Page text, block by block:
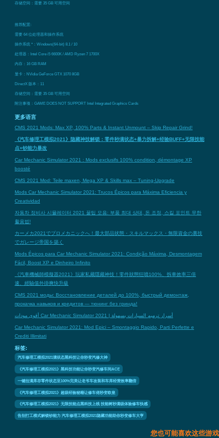
存储空间：需要 35 GB 可用空间
推荐配置:
需要 64 位处理器和操作系统
操作系统 *：Windows(64-bit) 8.1 / 10
处理器：Intel Core i5 6600K / AMD Ryzen 7 1700X
内存：16 GB RAM
显卡：NVidia GeForce GTX 1070 8GB
DirectX 版本：11
存储空间：需要 35 GB 可用空间
附注事项：GAME DOES NOT SUPPORT Intel Integrated Graphics Cards
更多语言
CMS 2021 Mods: Max XP, 100% Parts & Instant Unmount – Skip Repair Grind!
《汽车修理工模拟2021》隐藏神技解锁：零件秒满状态+暴力拆解+经验BUFF+无限技能
点+钞能力暴改
Car Mechanic Simulator 2021 : Mods exclusifs 100% condition, démontage XP
boosté
CMS 2021 Mod: Teile maxen, Mega XP & Skills max – Tuning-Upgrade
Mods Car Mechanic Simulator 2021: Trucos Épicos para Máxima Eficiencia y
Creatividad
자동차 정비사 시뮬레이터 2021 꿀팁 모음: 부품 최대 상태, 돈 조정, 스킬 포인트 무한
활용법!
カーメカ2021でプロメカニックへ！最大部品状態・スキルマックス・無限資金の裏技
でガレージ帝国を築く
Mods Épicos para Car Mechanic Simulator 2021: Condição Máxima, Desmontagem
Fácil, Boost XP e Dinheiro Infinito
《汽車機械師模擬器2021》玩家私藏隱藏神技！零件狀態狂噴100%、拆車效率三倍
速、經驗值外掛爽快升級
CMS 2021 моды: Восстановление деталей до 100%, быстрый демонтаж,
прокачка навыков и кредитов — тюнинг без гринда!
أقوى مودات Car Mechanic Simulator 2021 | أسرار ترميم السيارات بسهولة
Car Mechanic Simulator 2021: Mod Epici – Smontaggio Rapido, Parti Perfette e
Crediti Illimitati
标签:
汽车修理工模拟2021满状态黑科技让你秒变汽修大神
《汽车修理工模拟2021》黑科技功能让你秒变汽修车间ACE
一键拉满库存零件状态至100%完美让老爷车改装和车库经营效率翻倍
《汽车修理工模拟2021》超级经验秘籍让修车佬秒变欧皇
《汽车修理工模拟2021》无限技能点黑科技上线 技能树秒满级体验修车快感
告别打工模式解锁钞能力 汽车修理工模拟2021隐藏功能助你秒变修车大亨
您也可能喜欢这些游戏